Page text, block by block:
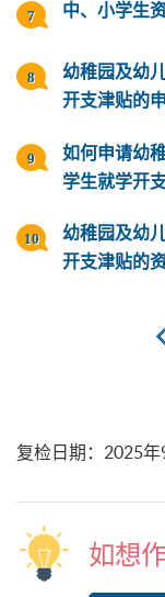
中、小学生
幼稚园及幼
开支津贴的
如何申请幼
学生就学开
幼稚园及幼
开支津贴的
复检日期： 2025年
如想